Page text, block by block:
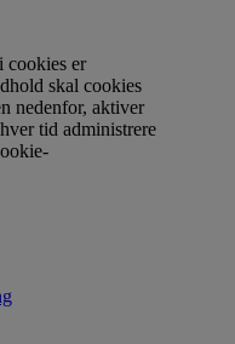
er
skal cookies
nedenfor, aktiver
tid administrere